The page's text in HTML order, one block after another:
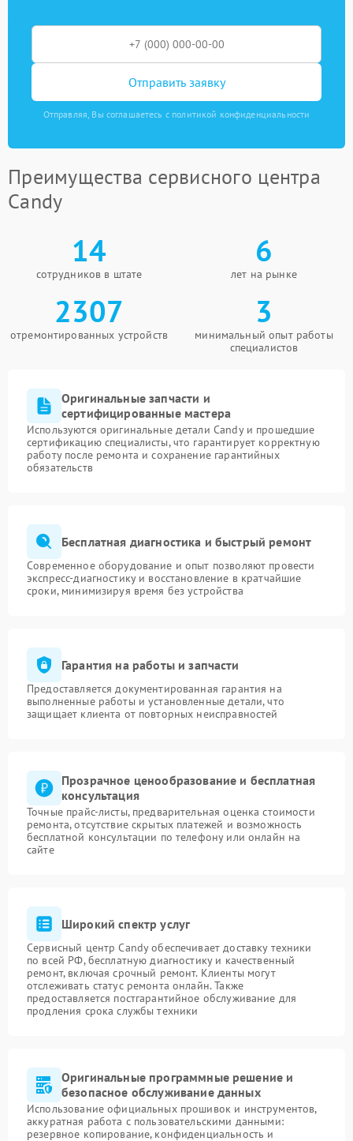
Отправить заявку
Отправляя, Вы соглашаетесь с политикой конфиденциальности
Преимущества сервисного центра
Candy
14
сотрудников в штате
6
лет на рынке
2307
отремонтированных устройств
3
минимальный опыт работы
специалистов
Оригинальные запчасти и
сертифицированные мастера
Используются оригинальные детали Candy и прошедшие
сертификацию специалисты, что гарантирует корректную
работу после ремонта и сохранение гарантийных
обязательств
Бесплатная диагностика и быстрый ремонт
Современное оборудование и опыт позволяют провести
экспресс-диагностику и восстановление в кратчайшие
сроки, минимизируя время без устройства
Гарантия на работы и запчасти
Предоставляется документированная гарантия на
выполненные работы и установленные детали, что
защищает клиента от повторных неисправностей
Прозрачное ценообразование и бесплатная
консультация
Точные прайс-листы, предварительная оценка стоимости
ремонта, отсутствие скрытых платежей и возможность
бесплатной консультации по телефону или онлайн на
сайте
Широкий спектр услуг
Сервисный центр Candy обеспечивает доставку техники
по всей РФ, бесплатную диагностику и качественный
ремонт, включая срочный ремонт. Клиенты могут
отслеживать статус ремонта онлайн. Также
предоставляется постгарантийное обслуживание для
продления срока службы техники
Оригинальные программные решение и
безопасное обслуживание данных
Использование официальных прошивок и инструментов,
аккуратная работа с пользовательскими данными:
резервное копирование, конфиденциальность и